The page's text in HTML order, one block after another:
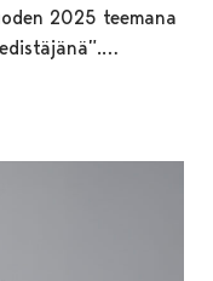
2025 teemana